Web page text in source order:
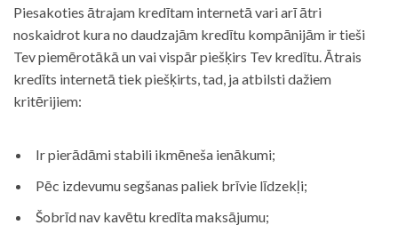
Piesakoties ātrajam kredītam internetā vari arī ātri
noskaidrot kura no daudzajām kredītu kompānijām ir tieši
Tev piemērotākā un vai vispār piešķirs Tev kredītu. Ātrais
kredīts internetā tiek piešķirts, tad, ja atbilsti dažiem
kritērijiem:
Ir pierādāmi stabili ikmēneša ienākumi;
Pēc izdevumu segšanas paliek brīvie līdzekļi;
Šobrīd nav kavētu kredīta maksājumu;